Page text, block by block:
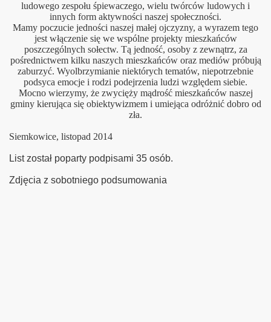
ludowego zespołu śpiewaczego, wielu twórców ludowych i
innych form aktywności naszej społeczności.
Mamy poczucie jedności naszej małej ojczyzny, a wyrazem tego
jest włączenie się we wspólne projekty mieszkańców
poszczególnych sołectw. Tą jedność, osoby z zewnątrz, za
pośrednictwem kilku naszych mieszkańców oraz mediów próbują
zaburzyć. Wyolbrzymianie niektórych tematów, niepotrzebnie
podsyca emocje i rodzi podejrzenia ludzi względem siebie.
Mocno wierzymy, że zwycięży mądrość mieszkańców naszej
gminy kierująca się obiektywizmem i umiejąca odróżnić dobro od
zła.
Siemkowice, listopad 2014
List został poparty podpisami 35 osób.
Zdjęcia z sobotniego podsumowania